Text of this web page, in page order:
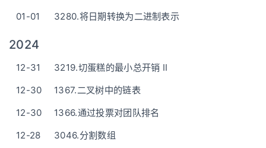
01-01
3280.将日期转换为二进制表示
2024
12-31
3219.切蛋糕的最小总开销 II
12-30
1367.二叉树中的链表
12-30
1366.通过投票对团队排名
12-28
3046.分割数组